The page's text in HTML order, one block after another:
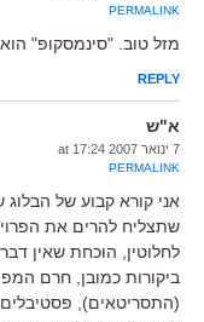
PERMALINK
מזל טוב. "סינמסקופ"
REPLY
א"ש
7 ינואר 2007 at 17:24
PERMALINK
שתצליח להרים את
לחלוטין, הוכחת שאין
ביקורות כמובן, חרם
(התסריטאים),